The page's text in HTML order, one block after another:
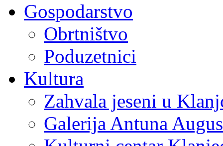
Gospodarstvo
Obrtništvo
Poduzetnici
Kultura
Zahvala jeseni u
Galerija Antuna